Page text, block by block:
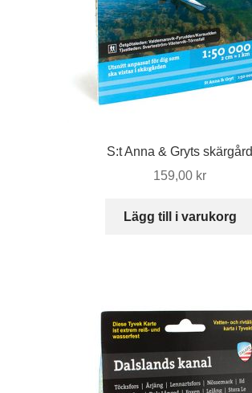
S:t Anna & Gryts skärgård
159,00 kr
Lägg till i varukorg